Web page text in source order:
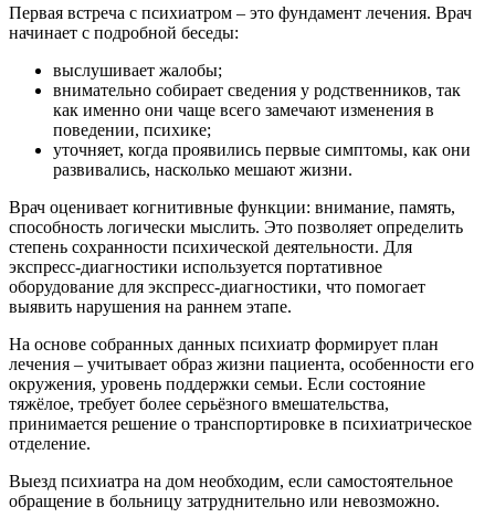
Первая встреча с психиатром – это фундамент лечения. Врач
начинает с подробной беседы:
выслушивает жалобы;
внимательно собирает сведения у родственников, так
как именно они чаще всего замечают изменения в
поведении, психике;
уточняет, когда проявились первые симптомы, как они
развивались, насколько мешают жизни.
Врач оценивает когнитивные функции: внимание, память,
способность логически мыслить. Это позволяет определить
степень сохранности психической деятельности. Для
экспресс-диагностики используется портативное
оборудование для экспресс-диагностики, что помогает
выявить нарушения на раннем этапе.
На основе собранных данных психиатр формирует план
лечения – учитывает образ жизни пациента, особенности его
окружения, уровень поддержки семьи. Если состояние
тяжёлое, требует более серьёзного вмешательства,
принимается решение о транспортировке в психиатрическое
отделение.
Выезд психиатра на дом необходим, если самостоятельное
обращение в больницу затруднительно или невозможно.